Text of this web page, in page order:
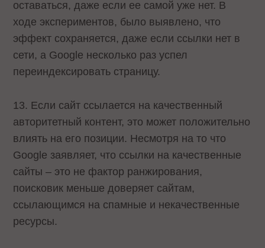
оставаться, даже если ее самой уже нет. В
ходе экспериментов, было выявлено, что
эффект сохраняется, даже если ссылки нет в
сети, а Google несколько раз успел
переиндексировать страницу.
13. Если сайт ссылается на качественный
авторитетный контент, это может положительно
влиять на его позиции. Несмотря на то что
Google заявляет, что ссылки на качественные
сайты – это не фактор ранжирования,
поисковик меньше доверяет сайтам,
ссылающимся на спамные и некачественные
ресурсы.